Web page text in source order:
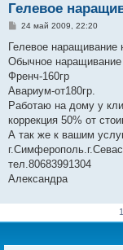
Гелевое
С
о
щ
е
н
и
е
24 май 2009, 22:20
Гелевое наращивание
Обычное наращивание
Френч-160гр
Авариум-от180гр.
Работаю на дому у
коррекция 50% от
А так же к вашим
тел.80683991304
Александра